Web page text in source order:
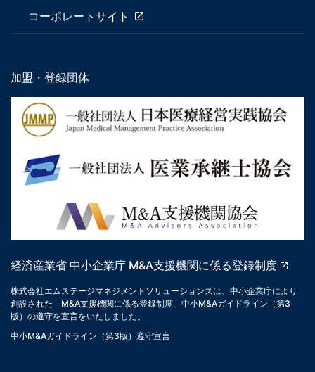
コーポレートサイト
加盟・登録団体
経済産業省 中小企業庁 M&A支援機関に係る登録制度
株式会社エムステージマネジメントソリューションズは、中小企業庁により
創設された「M&A支援機関に係る登録制度」中小M&Aガイドライン（第3
版）の遵守を宣言をいたしました。
中小M&Aガイドライン（第3版）遵守宣言